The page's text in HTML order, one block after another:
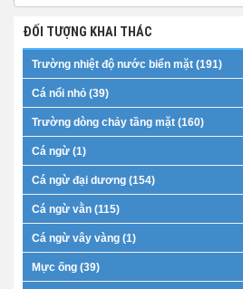
ĐỐI TƯỢNG KHAI THÁC
Trường nhiệt độ nước biển mặt (191)
Cá nổi nhỏ (39)
Trường dòng chảy tầng mặt (160)
Cá ngừ (1)
Cá ngừ đại dương (154)
Cá ngừ vằn (115)
Cá ngừ vây vàng (1)
Mực ống (39)